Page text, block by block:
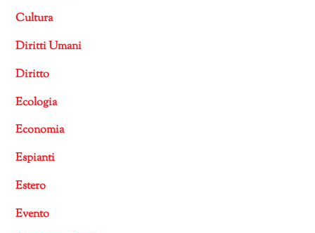
Cultura
Diritti Umani
Diritto
Ecologia
Economia
Espianti
Estero
Evento